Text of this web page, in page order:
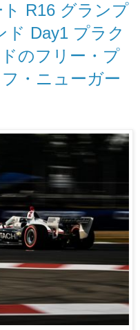
R16 グランプ
ド Day1 プラク
のフリー・プ
・ニューガー